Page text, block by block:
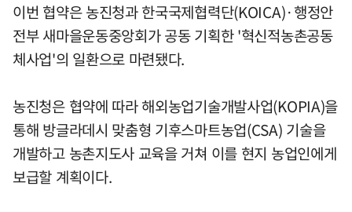
이번 협약은 농진청과 한국국제협력단(KOICA)·행정안
전부 새마을운동중앙회가 공동 기획한 '혁신적농촌공동
체사업'의 일환으로 마련됐다.
농진청은 협약에 따라 해외농업기술개발사업(KOPIA)을
통해 방글라데시 맞춤형 기후스마트농업(CSA) 기술을
개발하고 농촌지도사 교육을 거쳐 이를 현지 농업인에게
보급할 계획이다.